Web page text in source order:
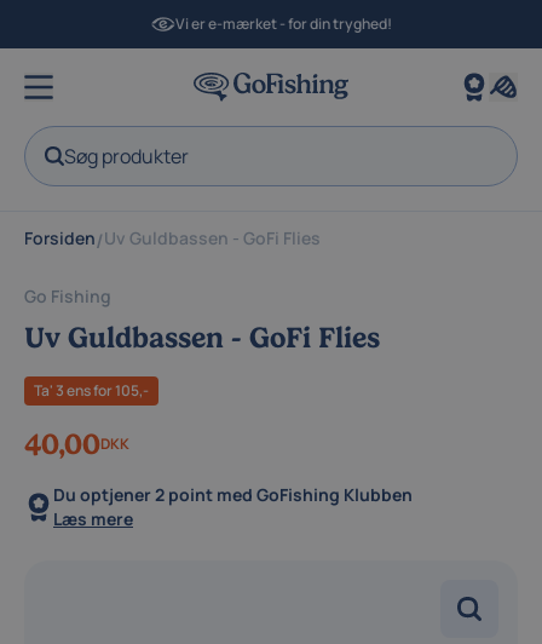
Vi er e-mærket - for din tryghed!
Søg produkter
Forsiden/Uv Guldbassen - GoFi Flies
Go Fishing
Uv Guldbassen - GoFi Flies
Ta' 3 ens for 105,-
40,00DKK
Du optjener2 point med GoFishing Klubben
Læs mere